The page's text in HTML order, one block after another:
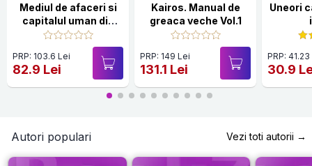
Mediul de afaceri si
capitalul uman din
Romania
PRP: 103.6 Lei
82.9 Lei
Kairos. Manual de
greaca veche Vol.1
PRP: 149 Lei
131.1 Lei
Uneori
PRP:
30.9
Autori populari Vezi toti autorii →